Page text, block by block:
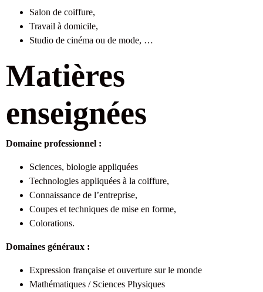
Salon de coiffure,
Travail à domicile,
Studio de cinéma ou de mode, …
Matières
enseignées
Domaine professionnel :
Sciences, biologie appliquées
Technologies appliquées à la coiffure,
Connaissance de l’entreprise,
Coupes et techniques de mise en forme,
Colorations.
Domaines généraux :
Expression française et ouverture sur le monde
Mathématiques / Sciences Physiques